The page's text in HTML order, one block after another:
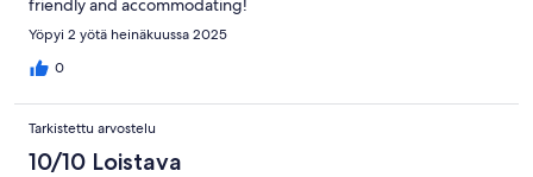
friendly and accommodating!
Yöpyi 2 yötä heinäkuussa 2025
0
Tarkistettu arvostelu
10/10 Loistava